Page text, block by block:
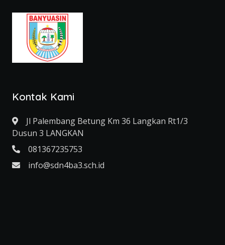
Kontak Kami
Jl Palembang Betung Km 36 Langkan Rt1/3
Dusun 3 LANGKAN
081367235753
info@sdn4ba3.sch.id